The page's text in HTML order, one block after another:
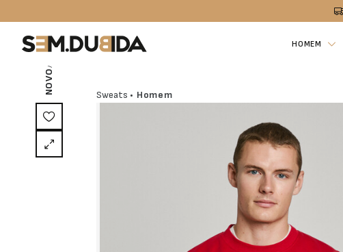
HOMEM
NOVO
/ EXCLUSIVO ON-LINE
Sweats • Homem